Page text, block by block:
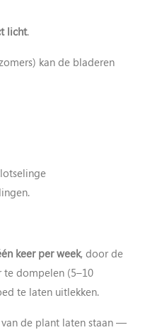
licht.
kan de bladeren
keer per week, door de
te dompelen (5–10
te laten uitlekken.
de plant laten staan —